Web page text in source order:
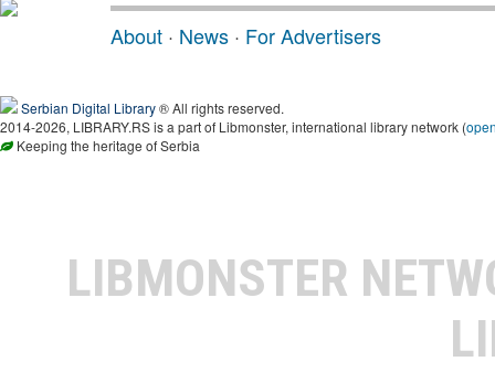
About · News · For Advertisers
Serbian Digital Library® All rights reserved.
2014-2026, LIBRARY.RS is a part of Libmonster, international library network (
Keeping the heritage of Serbia
LIBMONSTER